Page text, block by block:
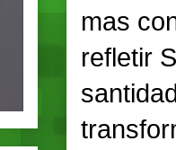
mas
refletir